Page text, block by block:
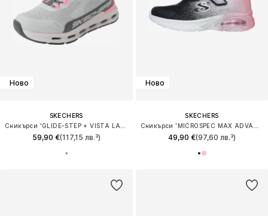
Ново
SKECHERS
59,90 €(117,15 лв.³)
Ново
SKECHERS
49,90 €(97,60 лв.³)